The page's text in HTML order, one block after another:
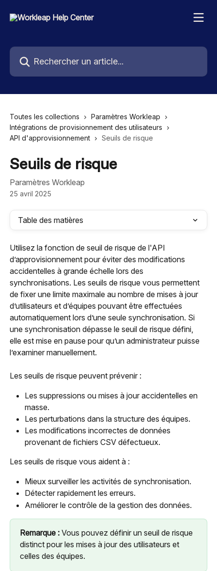
Rechercher un article...
Toutes les collections
Paramètres Workleap
Intégrations de provisionnement des utilisateurs
API d'approvisionnement
Seuils de risque
Seuils de risque
Paramètres Workleap
25 avril 2025
Table des matières
Utilisez la fonction de seuil de risque de l'API
d’approvisionnement pour éviter des modifications
accidentelles à grande échelle lors des
synchronisations. Les seuils de risque vous permettent
de fixer une limite maximale au nombre de mises à jour
d’utilisateurs et d’équipes pouvant être effectuées
automatiquement lors d’une seule synchronisation. Si
une synchronisation dépasse le seuil de risque défini,
elle est mise en pause pour qu’un administrateur puisse
l’examiner manuellement.
Les seuils de risque peuvent prévenir :
Les suppressions ou mises à jour accidentelles en
masse.
Les perturbations dans la structure des équipes.
Les modifications incorrectes de données
provenant de fichiers CSV défectueux.
Les seuils de risque vous aident à :
Mieux surveiller les activités de synchronisation.
Détecter rapidement les erreurs.
Améliorer le contrôle de la gestion des données.
Remarque : Vous pouvez définir un seuil de risque
distinct pour les mises à jour des utilisateurs et
celles des équipes.